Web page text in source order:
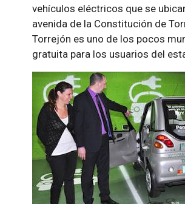
vehículos eléctricos que se
avenida de la Constitución de
Torrejón es uno de los pocos
gratuita para los usuarios del